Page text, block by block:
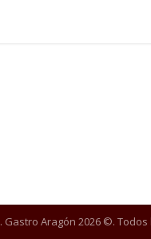
. Gastro Aragón 2026 ©.